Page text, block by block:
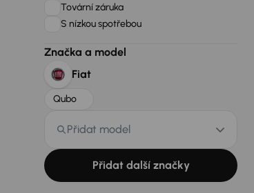
Tovární záruka
S nízkou spotřebou
Značka a model
Fiat
Qubo
Přidat model
Přidat další značky